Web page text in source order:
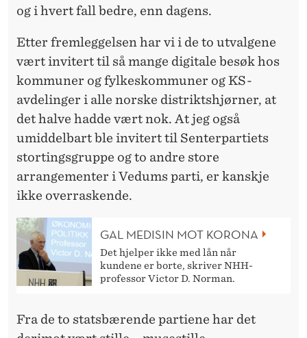
og i hvert fall bedre, enn dagens.
Etter fremleggelsen har vi i de to utvalgene
vært invitert til så mange digitale besøk hos
kommuner og fylkeskommuner og KS-
avdelinger i alle norske distriktshjørner, at
det halve hadde vært nok. At jeg også
umiddelbart ble invitert til Senterpartiets
stortingsgruppe og to andre store
arrangementer i Vedums parti, er kanskje
ikke overraskende.
GAL MEDISIN MOT KORONA
Det hjelper ikke med lån når
kundene er borte, skriver NHH-
professor Victor D. Norman.
Fra de to statsbærende partiene har det